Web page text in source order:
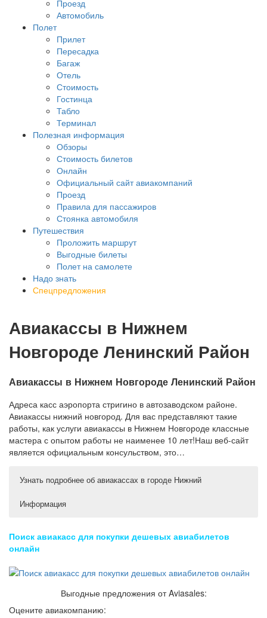
Проезд
Автомобиль
Полет
Прилет
Пересадка
Багаж
Отель
Стоимость
Гостинца
Табло
Терминал
Полезная информация
Обзоры
Стоимость билетов
Онлайн
Официальный сайт авиакомпаний
Проезд
Правила для пассажиров
Стоянка автомобиля
Путешествия
Проложить маршрут
Выгодные билеты
Полет на самолете
Надо знать
Спецпредложения
Авиакассы в Нижнем
Новгороде Ленинский Район
Авиакассы в Нижнем Новгороде Ленинский Район
Адреса касс аэропорта стригино в автозаводском районе.
Авиакассы нижний новгород. Для вас представляют такие
работы, как услуги авиакассы в Нижнем Новгороде классные
мастера с опытом работы не наименее 10 лет!Наш веб-сайт
является официальным консульством, это…
Узнать подробнее об авиакассах в городе Нижний
Информация
Авиакасса КДО АВИА ТУР, г. Нижний Новгород —
телефон и часы…
авиакасса…
Авиакасса ТУРИНФО группа РФР, г. Нижний Новгород
Ленинский район, г. Нижний Новгород — Авиа,
железнодорожные билеты. Мы нашли 4 организации.
Ленинский район — Авиа- и ж/д кассы. Хотите купить
авиабилет или билет на поезд? Мы нашли 4 организации.
Нижний Новгород. Вход. Фильтр. Офисы по продаже
авиабилетов. район Ленинский.
Поиск авиакасс для покупки дешевых авиабилетов
онлайн
Выгодные предложения от Aviasales:
Оцените авиакомпанию: